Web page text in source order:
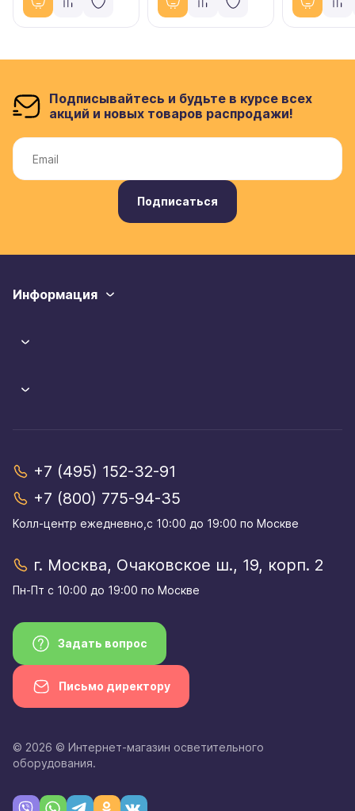
Подписывайтесь и будьте в курсе всех
акций и новых товаров распродажи!
Подписаться
Информация
+7 (495) 152-32-91
+7 (800) 775-94-35
Колл-центр eжедневно,с 10:00 до 19:00 по Москве
г. Москва, Очаковское ш., 19, корп. 2
Пн-Пт с 10:00 до 19:00 по Москве
Задать вопрос
Письмо директору
© 2026 © Интернет-магазин осветительного
оборудования.